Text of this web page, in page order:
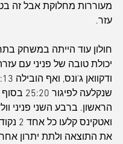
מעוררות מחלוקת אבל זה
עזר.
חולון עוד הייתה במשחק
יכולת טובה של פניני עם
שנקלעה
הראשון. ברבע השני פניני
את התוצאה ולתת יתרון